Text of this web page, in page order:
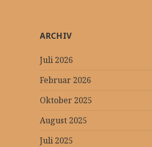
ARCHIV
Juli 2026
Februar 2026
Oktober 2025
August 2025
Juli 2025